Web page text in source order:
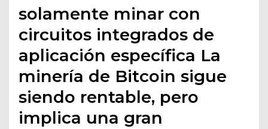
solamente minar con
circuitos integrados de
aplicación específica La
minería de Bitcoin sigue
siendo rentable, pero
implica una gran